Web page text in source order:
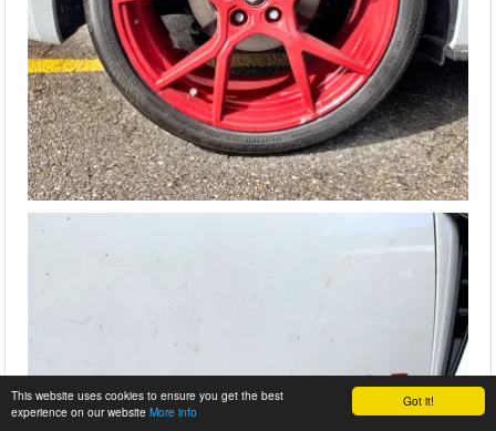
Got it!
This website uses cookies to ensure you get the best
experience on our website More info